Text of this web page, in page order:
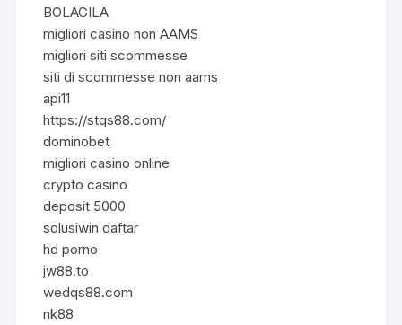
BOLAGILA
migliori casino non AAMS
migliori siti scommesse
siti di scommesse non aams
api11
https://stqs88.com/
dominobet
migliori casino online
crypto casino
deposit 5000
solusiwin daftar
hd porno
jw88.to
wedqs88.com
nk88